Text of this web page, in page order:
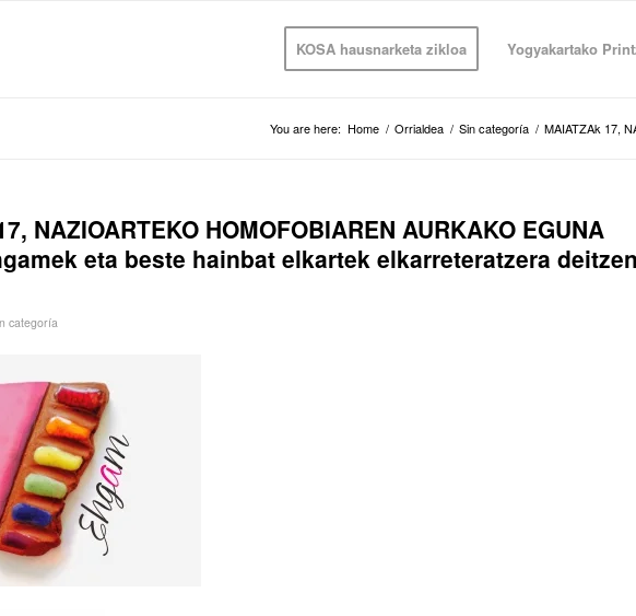
KOSA hausnarketa zikloa Yogyakartako
You are here: Home / Orrialdea / Sin categoría / MAIATZAk 17,
NAZIOARTEKO HOMOFOBIAREN AURKAKO EGUNA
eta beste hainbat elkartek elkarreteratzera
categoría